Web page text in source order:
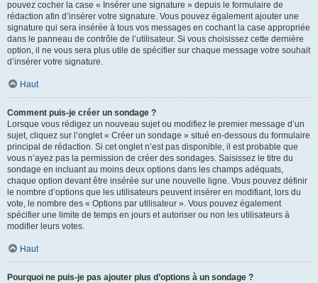
pouvez cocher la case « Insérer une signature » depuis le formulaire de
rédaction afin d’insérer votre signature. Vous pouvez également ajouter une
signature qui sera insérée à tous vos messages en cochant la case appropriée
dans le panneau de contrôle de l’utilisateur. Si vous choisissez cette dernière
option, il ne vous sera plus utile de spécifier sur chaque message votre souhait
d’insérer votre signature.
Haut
Comment puis-je créer un sondage ?
Lorsque vous rédigez un nouveau sujet ou modifiez le premier message d’un
sujet, cliquez sur l’onglet « Créer un sondage » situé en-dessous du formulaire
principal de rédaction. Si cet onglet n’est pas disponible, il est probable que
vous n’ayez pas la permission de créer des sondages. Saisissez le titre du
sondage en incluant au moins deux options dans les champs adéquats,
chaque option devant être insérée sur une nouvelle ligne. Vous pouvez définir
le nombre d’options que les utilisateurs peuvent insérer en modifiant, lors du
vote, le nombre des « Options par utilisateur ». Vous pouvez également
spécifier une limite de temps en jours et autoriser ou non les utilisateurs à
modifier leurs votes.
Haut
Pourquoi ne puis-je pas ajouter plus d’options à un sondage ?